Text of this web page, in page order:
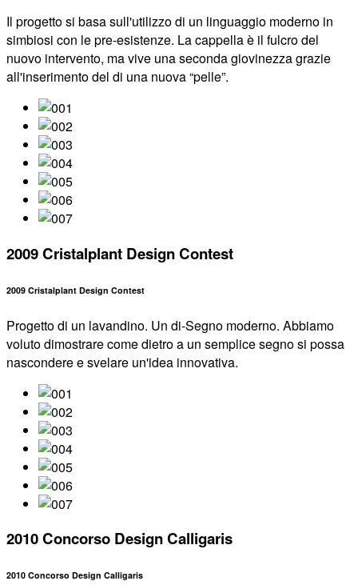
Il progetto si basa sull'utilizzo di un linguaggio moderno in
simbiosi con le pre-esistenze. La cappella è il fulcro del
nuovo intervento, ma vive una seconda giovinezza grazie
all'inserimento del di una nuova “pelle”.
2009 Cristalplant Design Contest
2009 Cristalplant Design Contest
Progetto di un lavandino. Un di-Segno moderno. Abbiamo
voluto dimostrare come dietro a un semplice segno si possa
nascondere e svelare un'idea innovativa.
2010 Concorso Design Calligaris
2010 Concorso Design Calligaris